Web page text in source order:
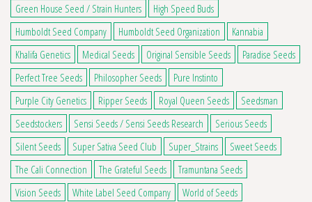
4 avis
Green House Seed / Strain Hunters
High Speed Buds
Humboldt Seed Company
Humboldt Seed Organization
Kannabia
Khalifa Genetics
Medical Seeds Original Sensible Seeds
Paradise Seeds
Perfect Tree Seeds
Philosopher Seeds
Pure Instinto
Purple City Genetics
Ripper Seeds Royal Queen Seeds
Seedsman
Seedstockers
Sensi Seeds / Sensi Seeds Research
Serious Seeds
Silent Seeds
Super Sativa Seed Club Super_Strains
Sweet Seeds
The Cali Connection
The Grateful Seeds
Tramuntana Seeds
Vision Seeds
White Label Seed Company World of Seeds